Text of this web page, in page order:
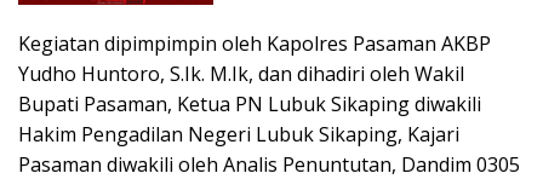
Kegiatan dipimpimpin oleh Kapolres Pasaman AKBP
Yudho Huntoro, S.Ik. M.Ik, dan dihadiri oleh Wakil
Bupati Pasaman, Ketua PN Lubuk Sikaping diwakili
Hakim Pengadilan Negeri Lubuk Sikaping, Kajari
Pasaman diwakili oleh Analis Penuntutan, Dandim 0305